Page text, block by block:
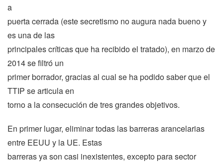
a
puerta cerrada (este secretismo no augura nada bueno y
es una de las
principales críticas que ha recibido el tratado), en marzo de
2014 se filtró un
primer borrador, gracias al cual se ha podido saber que el
TTIP se articula en
torno a la consecución de tres grandes objetivos.
En primer lugar, eliminar todas las barreras arancelarias
entre EEUU y la UE. Estas
barreras ya son casi inexistentes, excepto para sector